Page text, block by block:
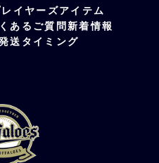
イヤーズアイテム
あるご質問新着情報
送タイミング